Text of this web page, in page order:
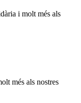
i molt més als
més als nostres